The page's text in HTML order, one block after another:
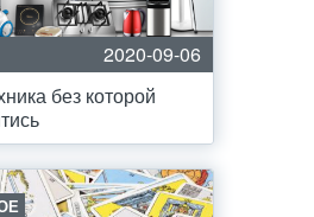
2020-09-06
без которой